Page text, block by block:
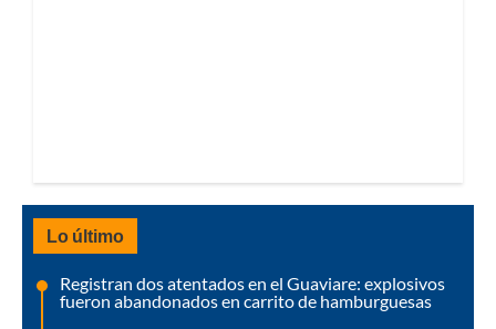
Lo último
Registran dos atentados en el Guaviare: explosivos
fueron abandonados en carrito de hamburguesas